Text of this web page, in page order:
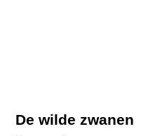
De wilde zwanen